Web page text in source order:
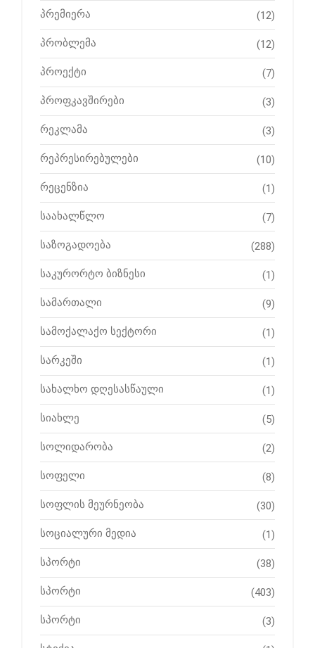
პრემიერა (12)
პრობლემა (12)
პროექტი (7)
პროფკავშირები (3)
რეკლამა (3)
რეპრესირებულები (10)
რეცენზია (1)
საახალწლო (7)
საზოგადოება (288)
საკურორტო ბიზნესი (1)
სამართალი (9)
სამოქალაქო სექტორი (1)
სარკეში (1)
სახალხო დღესასწაული (1)
სიახლე (5)
სოლიდარობა (2)
სოფელი (8)
სოფლის მეურნეობა (30)
სოციალური მედია (1)
სპორტი (38)
სპორტი (403)
სპორტი (3)